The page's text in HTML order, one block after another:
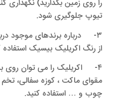
را روی زمین بگذارید) نگهداری
تیوپ جلوگیری شود.
۳- درباره برندهای موجود
از رنگ اکریلیک بیسیک
۴- اکریلیک را می توان روی
مقوای ماکت ، کوزه سفالی،
چوب و … استفاده کنید.